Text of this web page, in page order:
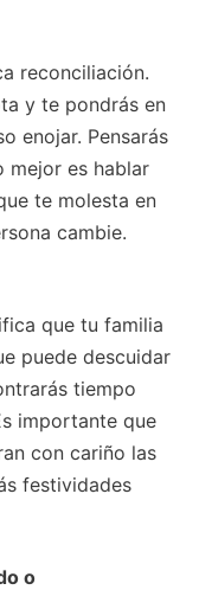
reconciliación.
y te pondrás en
enojar. Pensarás
mejor es hablar
te molesta en
cambie.
que tu familia
puede descuidar
tiempo
importante que
con cariño las
festividades
o